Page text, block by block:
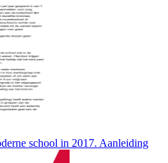
school in 2017. Aanleiding